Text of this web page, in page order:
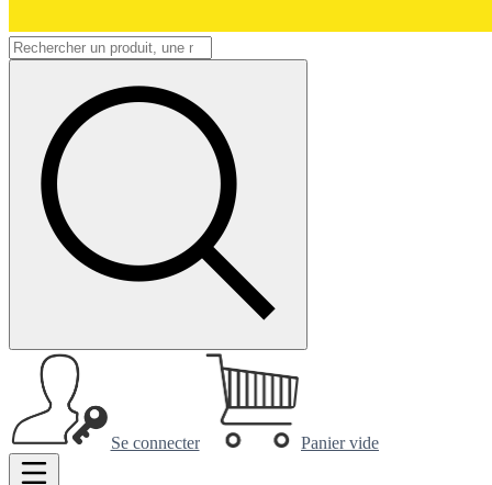
Se connecter Panier vide